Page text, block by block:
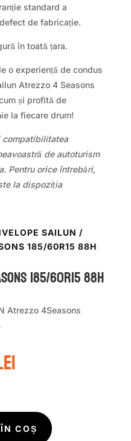
standard a
de fabricație.
în toată țara.
o experiență de condus
Atrezzo 4 Seasons
și profită de
la fiecare drum!
compatibilitatea
de autoturism
Pentru orice întrebări,
la dispoziția
SAILUN /
185/60R15 88H
185/60R15 88H
Atrezzo 4Seasons
Prețul
curent
COȘ